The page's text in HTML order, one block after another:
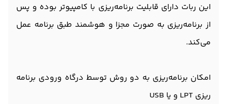
این ربات دارای قابلیت برنامه‌ریزی با کامپیوتر بوده و پس
از برنامه‌ریزی به‌ صورت مجزا و هوشمند طبق برنامه عمل
می‌کند.
امکان برنامه‌ریزی به دو روش توسط درگاه ورودی برنامه
ریزی LPT و یا USB